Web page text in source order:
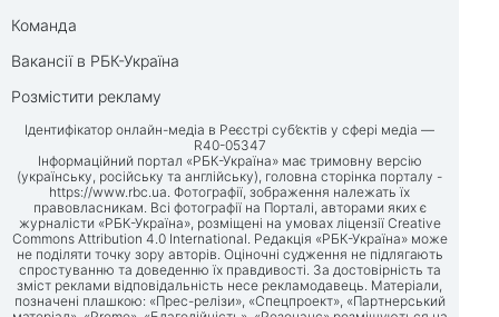
Команда
Вакансії в РБК-Україна
Розмістити рекламу
Ідентифікатор онлайн-медіа в Реєстрі суб’єктів у сфері медіа —
R40-05347
Інформаційний портал «РБК-Україна» має тримовну версію
(українську, російську та англійську), головна сторінка порталу -
https://www.rbc.ua. Фотографії, зображення належать їх
правовласникам. Всі фотографії на Порталі, авторами яких є
журналісти «РБК-Україна», розміщені на умовах ліцензії Creative
Commons Attribution 4.0 International. Редакція «РБК-Україна» може
не поділяти точку зору авторів. Оціночні судження не підлягають
спростуванню та доведенню їх правдивості. За достовірність та
зміст реклами відповідальність несе рекламодавець. Матеріали,
позначені плашкою: «Прес-релізи», «Спецпроект», «Партнерський